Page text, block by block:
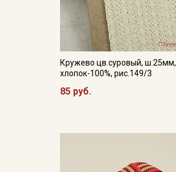
Кружево цв.суровый, ш.25мм,
хлопок-100%, рис.149/3
85 руб.